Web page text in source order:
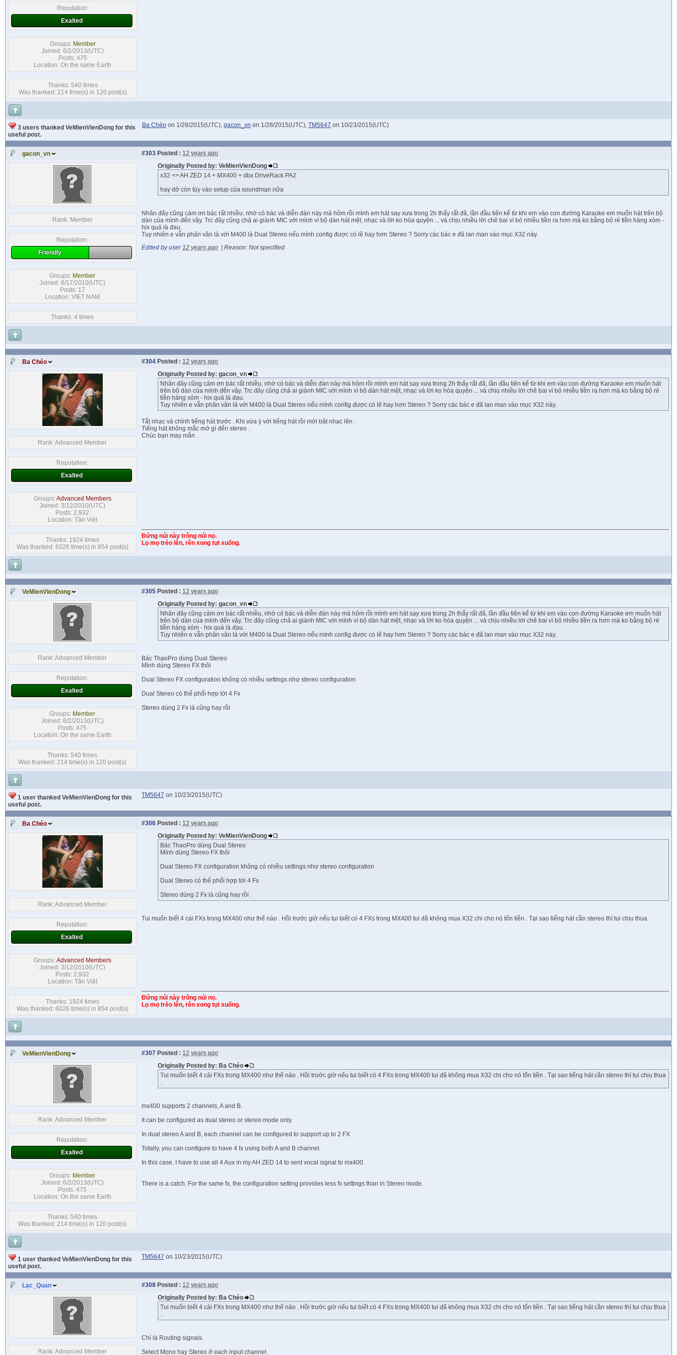
Reputation:
Exalted
Groups: Member
Joined: 6/2/2013(UTC)
Posts: 475
Location: On the same Earth
Thanks: 540 times
Was thanked: 214 time(s) in 120 post(s)
3 users thanked VeMienVienDong for this
useful post.
Ba Chéo on 1/28/2015(UTC), gacon_vn on 1/28/2015(UTC), TM5647 on 10/23/2015(UTC)
gacon_vn #303 Posted : 12 years ago
Rank: Member
Reputation:
Friendly
Groups: Member
Joined: 8/17/2010(UTC)
Posts: 17
Location: VIET NAM
Thanks: 4 times
Originally Posted by: VeMienVienDong
x32 <> AH ZED 14 + MX400 + dbx DriveRack PA2
hay dở còn tùy vào setup của soundman nữa
Nhân đây cũng cám ơn bác rất nhiều, nhờ có bác và diễn đàn này mà hôm rồi mình em hát say xưa trong 2h thấy rất đã, lần đầu tiên kể từ khi em vào con đường Karaoke em muốn hát trên bộ
dàn của mình đến vậy. Trc đây cũng chả ai giành MIC với mình vì bộ dàn hát mệt, nhạc và lời ko hòa quyện ... và chịu nhiều lời chê bai vì bỏ nhiều tiền ra hơn mà ko bằng bộ rẻ tiền hàng xóm -
hix quá là đau.
Tuy nhiên e vẫn phân vân là với M400 là Dual Stereo nếu mình config được có lẽ hay hơn Stereo ? Sorry các bác e đã lan man vào mục X32 này.
Edited by user 12 years ago Reason: Not specified
Ba Chéo #304 Posted : 12 years ago
Rank:Advanced Member
Reputation:
Exalted
Groups:Advanced Members
Joined: 3/12/2010(UTC)
Posts: 2,932
Location: Tân Việt
Thanks: 1924 times
Was thanked: 6026 time(s) in 854 post(s)
Originally Posted by: gacon_vn
Nhân đây cũng cám ơn bác rất nhiều, nhờ có bác và diễn đàn này mà hôm rồi mình em hát say xưa trong 2h thấy rất đã, lần đầu tiên kể từ khi em vào con đường Karaoke em muốn hát
trên bộ dàn của mình đến vậy. Trc đây cũng chả ai giành MIC với mình vì bộ dàn hát mệt, nhạc và lời ko hòa quyện ... và chịu nhiều lời chê bai vì bỏ nhiều tiền ra hơn mà ko bằng bộ rẻ
tiền hàng xóm - hix quá là đau.
Tuy nhiên e vẫn phân vân là với M400 là Dual Stereo nếu mình config được có lẽ hay hơn Stereo ? Sorry các bác e đã lan man vào mục X32 này.
Tắt nhạc và chỉnh tiếng hát trước . Khi vừa ý với tiếng hát rồi mới bật nhạc lên .
Tiếng hát không mắc mớ gì đến stereo .
Chúc bạn may mắn .
Đứng núi này trông núi nọ.
Lọ mọ trèo lên, rên xong tụt xuống.
VeMienVienDong #305 Posted : 12 years ago
Rank:Advanced Member
Reputation:
Exalted
Groups: Member
Joined: 6/2/2013(UTC)
Posts: 475
Location: On the same Earth
Thanks: 540 times
Was thanked: 214 time(s) in 120 post(s)
Originally Posted by: gacon_vn
Nhân đây cũng cám ơn bác rất nhiều, nhờ có bác và diễn đàn này mà hôm rồi mình em hát say xưa trong 2h thấy rất đã, lần đầu tiên kể từ khi em vào con đường Karaoke em muốn hát
trên bộ dàn của mình đến vậy. Trc đây cũng chả ai giành MIC với mình vì bộ dàn hát mệt, nhạc và lời ko hòa quyện ... và chịu nhiều lời chê bai vì bỏ nhiều tiền ra hơn mà ko bằng bộ rẻ
tiền hàng xóm - hix quá là đau.
Tuy nhiên e vẫn phân vân là với M400 là Dual Stereo nếu mình config được có lẽ hay hơn Stereo ? Sorry các bác e đã lan man vào mục X32 này.
Bác ThaoPro dùng Dual Stereo
Mình dùng Stereo FX thôi
Dual Stereo FX configuration không có nhiều settings như stereo configuration
Dual Stereo có thể phối hợp tới 4 Fx
Stereo dùng 2 Fx là cũng hay rồi
1 user thanked VeMienVienDong for this
useful post.
TM5647 on 10/23/2015(UTC)
Ba Chéo #306 Posted : 12 years ago
Rank:Advanced Member
Reputation:
Exalted
Groups:Advanced Members
Joined: 3/12/2010(UTC)
Posts: 2,932
Location: Tân Việt
Thanks: 1924 times
Was thanked: 6026 time(s) in 854 post(s)
Originally Posted by: VeMienVienDong
Bác ThaoPro dùng Dual Stereo
Mình dùng Stereo FX thôi
Dual Stereo FX configuration không có nhiều settings như stereo configuration
Dual Stereo có thể phối hợp tới 4 Fx
Stereo dùng 2 Fx là cũng hay rồi
Tui muốn biết 4 cái FXs trong MX400 như thế nào . Hồi trước giờ nếu tui biết có 4 FXs trong MX400 tui đã không mua X32 chi cho nó tốn tiền . Tại sao tiếng hát cần stereo thì tui chịu thua .
Đứng núi này trông núi nọ.
Lọ mọ trèo lên, rên xong tụt xuống.
VeMienVienDong #307 Posted : 12 years ago
Rank:Advanced Member
Reputation:
Exalted
Groups: Member
Joined: 6/2/2013(UTC)
Posts: 475
Location: On the same Earth
Thanks: 540 times
Was thanked: 214 time(s) in 120 post(s)
Originally Posted by: Ba Chéo
Tui muốn biết 4 cái FXs trong MX400 như thế nào . Hồi trước giờ nếu tui biết có 4 FXs trong MX400 tui đã không mua X32 chi cho nó tốn tiền . Tại sao tiếng hát cần stereo thì tui chịu thua
.
mx400 supports 2 channels, A and B.
It can be configured as dual stereo or stereo mode only.
In dual stereo A and B, each channel can be configured to support up to 2 FX
Totally, you can configure to have 4 fx using both A and B channel.
In this case, I have to use all 4 Aux in my AH ZED 14 to sent vocal signal to mx400.
There is a catch. For the same fx, the configuration setting provides less fx settings than in Stereo mode.
1 user thanked VeMienVienDong for this
useful post.
TM5647 on 10/23/2015(UTC)
Lạc_Quan #308 Posted : 12 years ago
Rank:Advanced Member
Originally Posted by: Ba Chéo
Tui muốn biết 4 cái FXs trong MX400 như thế nào . Hồi trước giờ nếu tui biết có 4 FXs trong MX400 tui đã không mua X32 chi cho nó tốn tiền . Tại sao tiếng hát cần stereo thì tui chịu thua
.
Chỉ là Routing signals.
Select Mono hay Stereo ở each input channel.